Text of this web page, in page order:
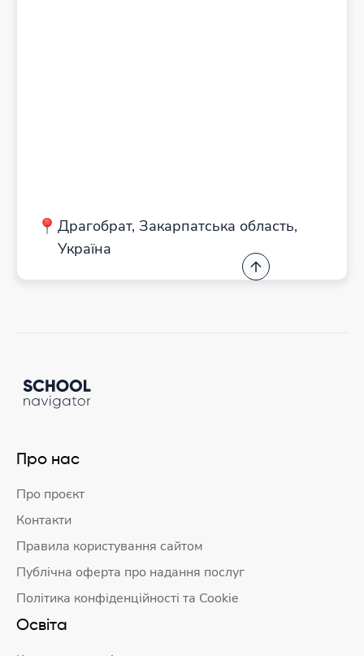
Драгобрат, Закарпатська область,
Україна
Про нас
Про проєкт
Контакти
Правила користування сайтом
Публічна оферта про надання послуг
Політика конфіденційності та Cookie
Освіта